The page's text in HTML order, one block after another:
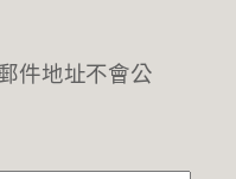
件地址不會公